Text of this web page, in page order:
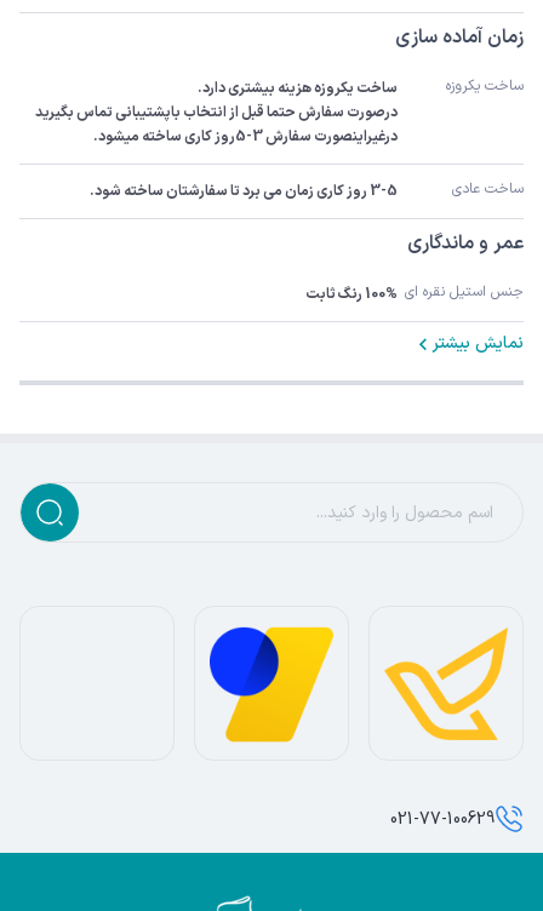
زمان آماده سازی
ساخت یکروزه
درغیراینصورت سفارش 3-5روز کاری ساخته میشود.
ساخت عادی 3-5 روز کاری زمان می برد تا سفارشتان ساخته شود.
عمر و ماندگاری
جنس استیل نقره ای 100% رنگ ثابت
نمایش بیشتر
021-77-100629